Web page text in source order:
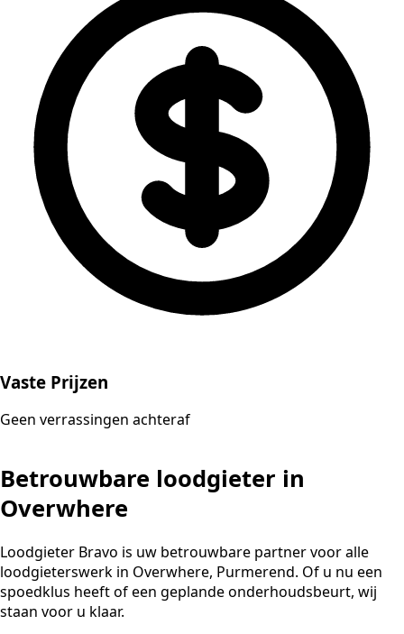
Vaste Prijzen
Geen verrassingen achteraf
Betrouwbare loodgieter in
Overwhere
Loodgieter Bravo is uw betrouwbare partner voor alle
loodgieterswerk in Overwhere, Purmerend. Of u nu een
spoedklus heeft of een geplande onderhoudsbeurt, wij
staan voor u klaar.